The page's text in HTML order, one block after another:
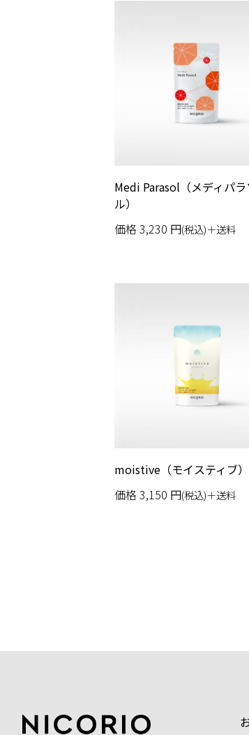
Medi Parasol（メディパラ
ル）
価格3,230 円(税込)＋送料
moistive（モイスティブ）
価格3,150 円(税込)＋送料